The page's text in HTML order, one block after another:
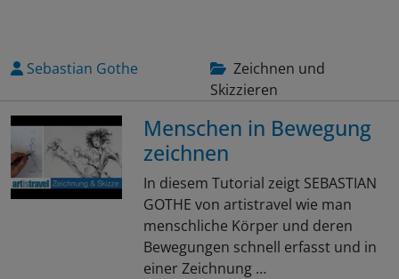
Sebastian Gothe
Zeichnen und
Skizzieren
Menschen in Bewegung
zeichnen
In diesem Tutorial zeigt SEBASTIAN
GOTHE von artistravel wie man
menschliche Körper und deren
Bewegungen schnell erfasst und in
einer Zeichnung …